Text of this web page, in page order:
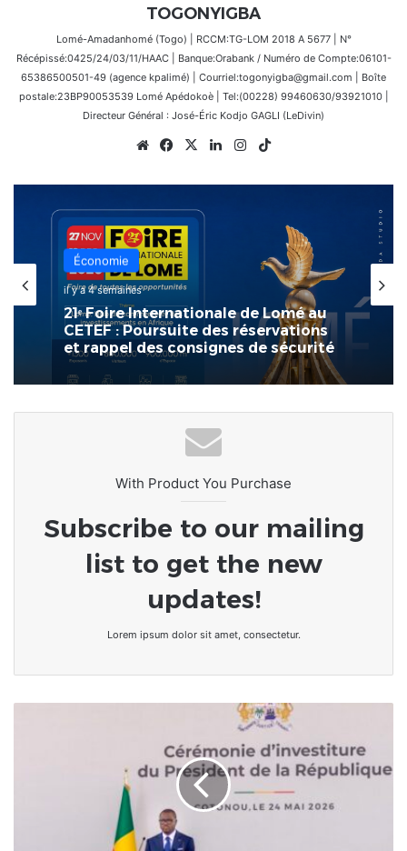
TOGONYIGBA
Lomé-Amadanhomé (Togo) | RCCM:TG-LOM 2018 A 5677 | N°
Récépissé:0425/24/03/11/HAAC | Banque:Orabank / Numéro de Compte:06101-
65386500501-49 (agence kpalimé) | Courriel:togonyigba@gmail.com | Boîte
postale:23BP90053539 Lomé Apédokoè | Tel:(00228) 99460630/93921010 |
Directeur Général : José-Éric Kodjo GAGLI (LeDivin)
WebsiteFacebook
X LinkedinInstagram
Économie
il y a 4 semaines
21ᵉ Foire Internationale de Lomé au
CETEF : Poursuite des réservations
et rappel des consignes de sécurité
Économie
il y a 4 semaines
Lancement de la 7e Foire Made in
Togo : Vers une économie de
transformation et de fierté
nationale
With Product You Purchase
Subscribe to our mailing
list to get the new
updates!
Lorem ipsum dolor sit amet, consectetur.